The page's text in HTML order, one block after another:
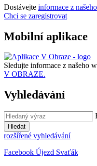
Dostávejte informace z
Chci se zaregistrovat
Mobilní aplikace
Sledujte informace z našeho
V OBRAZE.
Vyhledávání
Hledat
rozšířené vyhledávání
Facebook Újezd Svaťák